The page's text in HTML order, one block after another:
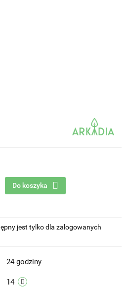
Do koszyka
jest tylko dla zalogowanych
24 godziny
14